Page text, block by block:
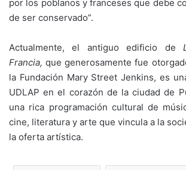
por los poblanos y franceses que debe
de ser conservado”.
Actualmente, el antiguo edificio de
Francia, que generosamente fue
la Fundación Mary Street Jenkins, es
UDLAP en el corazón de la ciudad de
una rica programación cultural de
cine, literatura y arte que vincula a la
la oferta artística.